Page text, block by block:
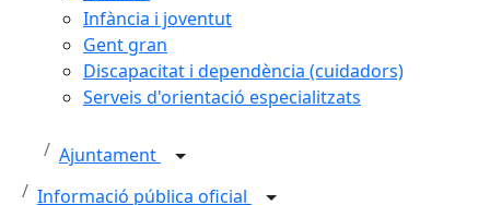
Infància i joventut
Gent gran
Discapacitat i dependència (cuidadors)
Serveis d'orientació especialitzats
Ajuntament
Informació pública oficial